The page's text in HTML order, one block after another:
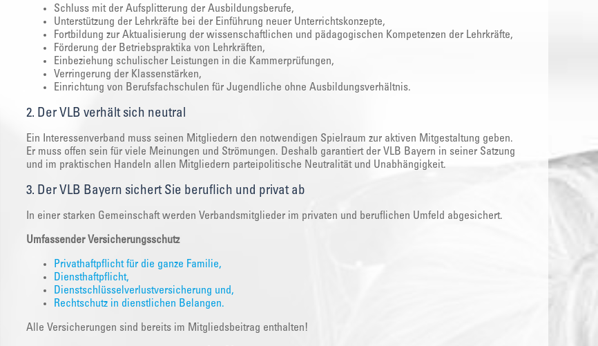
Schluss mit der Aufsplitterung der Ausbildungsberufe,
Unterstützung der Lehrkräfte bei der Einführung neuer Unterrichtskonzepte,
Fortbildung zur Aktualisierung der wissenschaftlichen und pädagogischen Kompetenzen der Lehrkräfte,
Förderung der Betriebspraktika von Lehrkräften,
Einbeziehung schulischer Leistungen in die Kammerprüfungen,
Verringerung der Klassenstärken,
Einrichtung von Berufsfachschulen für Jugendliche ohne Ausbildungsverhältnis.
2. Der VLB verhält sich neutral
Ein Interessenverband muss seinen Mitgliedern den notwendigen Spielraum zur aktiven Mitgestaltung geben.
Er muss offen sein für viele Meinungen und Strömungen. Deshalb garantiert der VLB Bayern in seiner Satzung
und im praktischen Handeln allen Mitgliedern parteipolitische Neutralität und Unabhängigkeit.
3. Der VLB Bayern sichert Sie beruflich und privat ab
In einer starken Gemeinschaft werden Verbandsmitglieder im privaten und beruflichen Umfeld abgesichert.
Umfassender Versicherungsschutz
Privathaftpflicht für die ganze Familie,
Diensthaftpflicht,
Dienstschlüsselverlustversicherung und,
Rechtschutz in dienstlichen Belangen.
Alle Versicherungen sind bereits im Mitgliedsbeitrag enthalten!